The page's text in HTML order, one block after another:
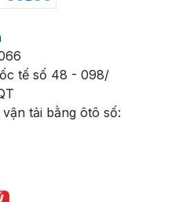
tế số 48 - 098/
tải bằng ôtô số: